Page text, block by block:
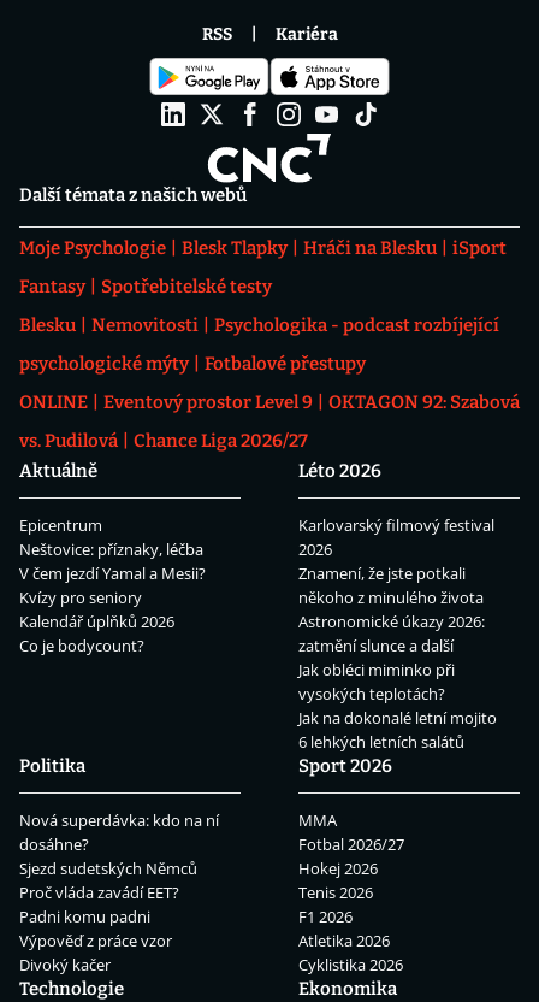
Další témata z našich webů
Moje Psychologie Blesk Tlapky Hráči na Blesku
iSport
Fantasy
Spotřebitelské testy
Blesku
Nemovitosti
Psychologika - podcast rozbíjející
psychologické mýty
Fotbalové přestupy
ONLINE
Eventový prostor Level 9
OKTAGON 92: Szabová
vs. Pudilová
Chance Liga 2026/27
Aktuálně
Epicentrum
Neštovice: příznaky, léčba
V čem jezdí Yamal a Mesii?
Kvízy pro seniory
Kalendář úplňků 2026
Co je bodycount?
Léto 2026
Karlovarský filmový festival
2026
Znamení, že jste potkali
někoho z minulého života
Astronomické úkazy 2026:
zatmění slunce a další
Jak obléci miminko při
vysokých teplotách?
Jak na dokonalé letní mojito
6 lehkých letních salátů
Politika
Nová superdávka: kdo na ní
dosáhne?
Sjezd sudetských Němců
Proč vláda zavádí EET?
Padni komu padni
Výpověď z práce vzor
Divoký kačer
Sport 2026
MMA
Fotbal 2026/27
Hokej 2026
Tenis 2026
F1 2026
Atletika 2026
Cyklistika 2026
Technologie
Ekonomika
RSS Kariéra